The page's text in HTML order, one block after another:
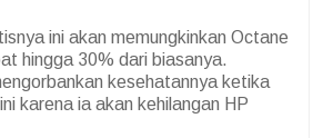
ini akan memungkinkan Octane
hingga 30% dari biasanya.
kesehatannya ketika
karena ia akan kehilangan HP